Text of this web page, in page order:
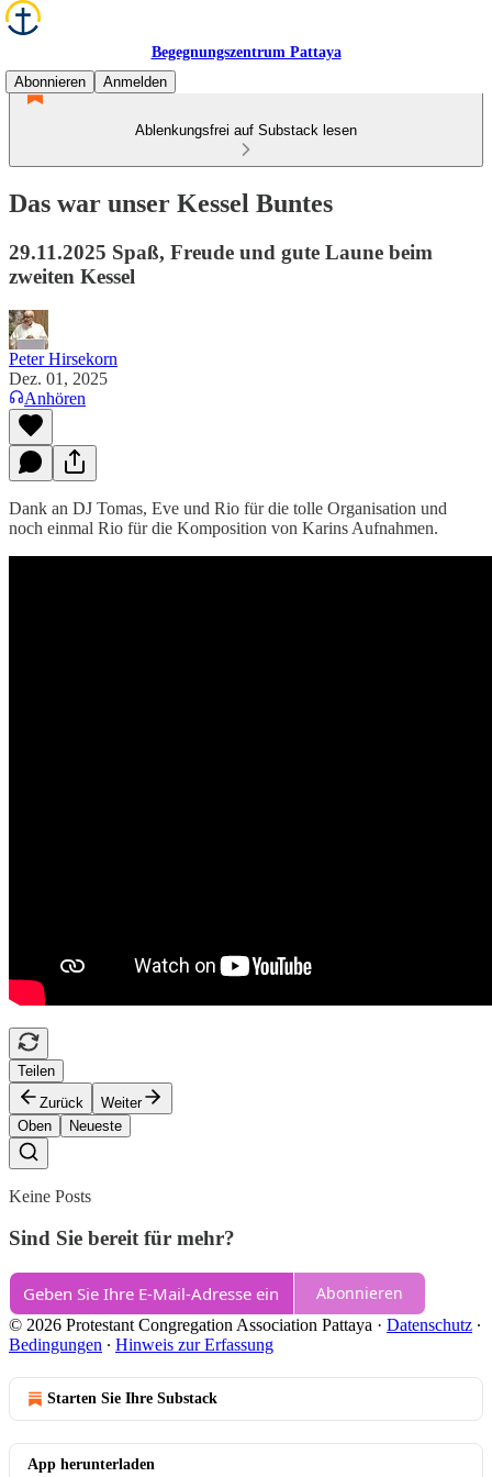
Begegnungszentrum Pattaya
Abonnieren
Anmelden
Ablenkungsfrei auf Substack lesen
Das war unser Kessel Buntes
29.11.2025 Spaß, Freude und gute Laune beim
zweiten Kessel
Peter Hirsekorn
Dez. 01, 2025
Anhören
Dank an DJ Tomas, Eve und Rio für die tolle Organisation und
noch einmal Rio für die Komposition von Karins Aufnahmen.
Teilen
Zurück
Weiter
Oben
Neueste
Keine Posts
Sind Sie bereit für mehr?
Abonnieren
© 2026 Protestant Congregation Association Pattaya · Datenschutz ∙
Bedingungen ∙ Hinweis zur Erfassung
Starten Sie Ihre Substack
App herunterladen